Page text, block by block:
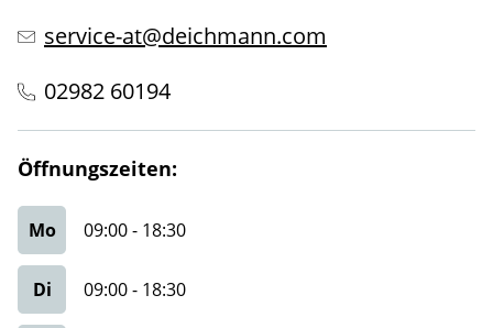
service-at@deichmann.com
02982 60194
Öffnungszeiten:
Mo 09:00- 18:30
Di 09:00- 18:30